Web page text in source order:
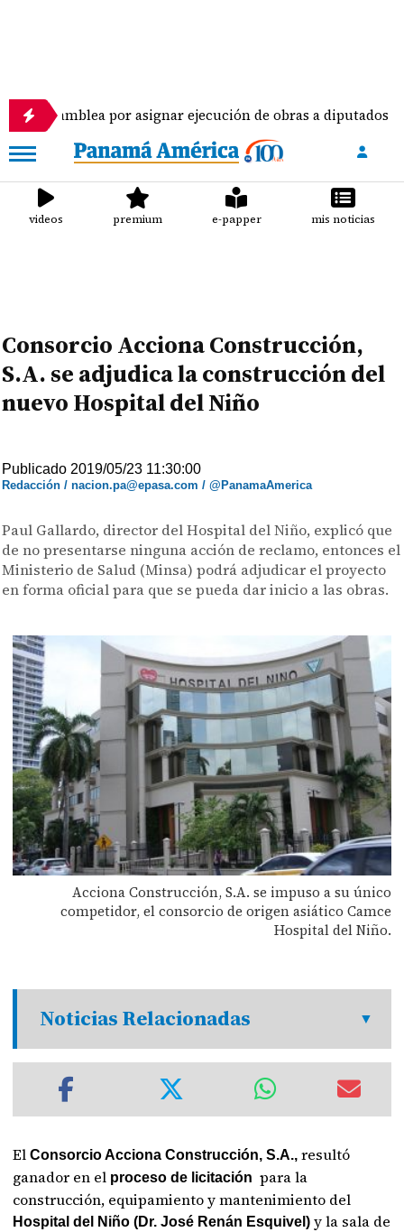
por asignar ejecución de obras a diputados
videos premium e-papper mis noticias
Consorcio Acciona Construcción,
S.A. se adjudica la construcción del
nuevo Hospital del Niño
Publicado 2019/05/23 11:30:00
Redacción / nacion.pa@epasa.com / @PanamaAmerica
Paul Gallardo, director del Hospital del Niño, explicó que
de no presentarse ninguna acción de reclamo, entonces el
Ministerio de Salud (Minsa) podrá adjudicar el proyecto
en forma oficial para que se pueda dar inicio a las obras.
Acciona Construcción, S.A. se impuso a su único
competidor, el consorcio de origen asiático Camce
Hospital del Niño.
Noticias Relacionadas
El Consorcio Acciona Construcción, S.A.,resultó
ganador en el proceso de licitación para la
construcción, equipamiento y mantenimiento del
Hospital del Niño (Dr. José Renán Esquivel) y la sala de